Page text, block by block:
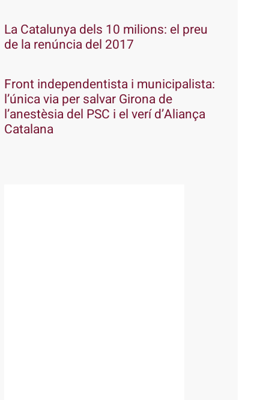
La Catalunya dels 10 milions: el preu
de la renúncia del 2017
Front independentista i municipalista:
l’única via per salvar Girona de
l’anestèsia del PSC i el verí d’Aliança
Catalana